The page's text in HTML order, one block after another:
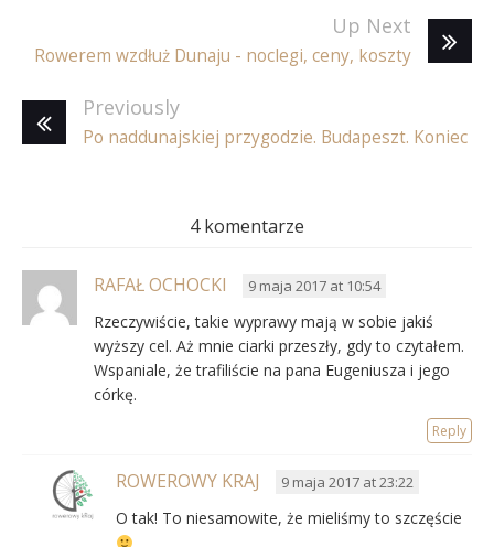
Up Next
Rowerem wzdłuż Dunaju - noclegi, ceny, koszty
Previously
Po naddunajskiej przygodzie. Budapeszt. Koniec
4 komentarze
RAFAŁ OCHOCKI 9 maja 2017 at 10:54
Rzeczywiście, takie wyprawy mają w sobie jakiś
wyższy cel. Aż mnie ciarki przeszły, gdy to czytałem.
Wspaniale, że trafiliście na pana Eugeniusza i jego
córkę.
Reply
ROWEROWY KRAJ 9 maja 2017 at 23:22
O tak! To niesamowite, że mieliśmy to szczęście